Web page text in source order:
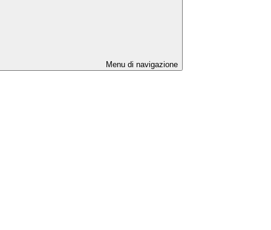
Menu di navigazione